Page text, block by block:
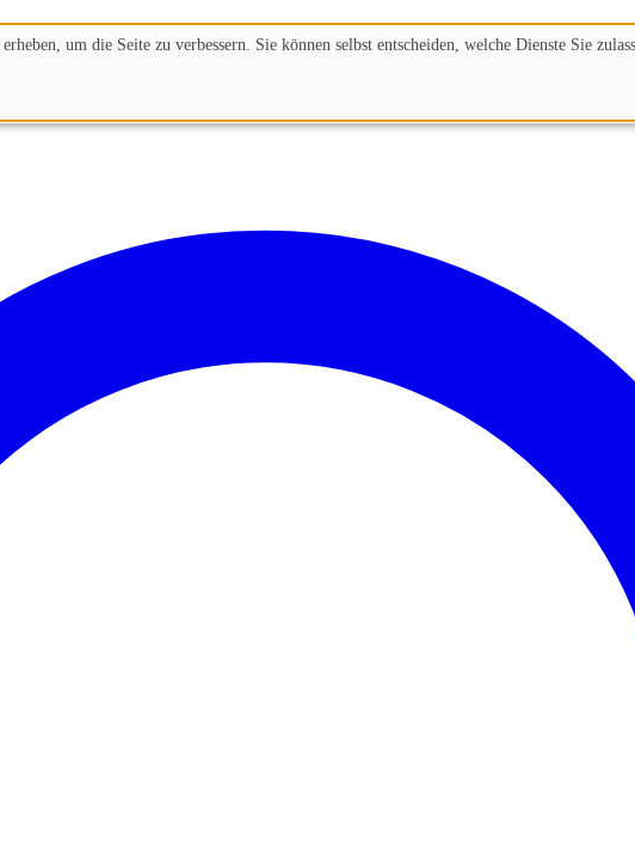
um die Seite zu verbessern. Sie können selbst entscheiden, welche Dienste Sie